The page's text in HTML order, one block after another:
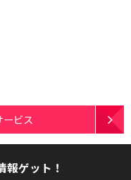
ービス
報ゲット！